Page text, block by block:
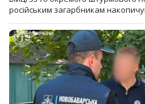
російським загарбникам